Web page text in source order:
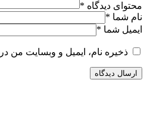
محتوای دیدگاه *
نام شما *
ایمیل شما *
ذخیره نام، ایمیل و وبسایت من